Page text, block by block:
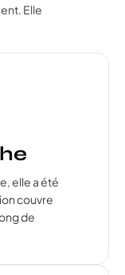
Elle
elle a été
couvre
de